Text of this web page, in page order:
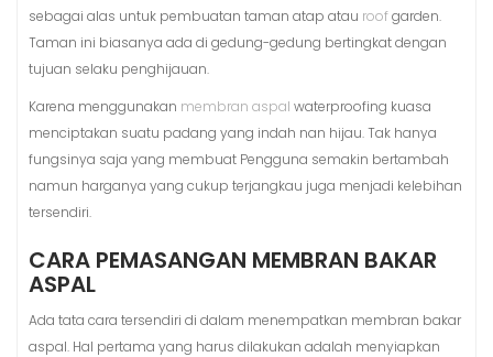
sebagai alas untuk pembuatan taman atap atau roofgarden.
Taman ini biasanya ada di gedung-gedung bertingkat dengan
tujuan selaku penghijauan.
Karena menggunakan membran aspal waterproofing kuasa
menciptakan suatu padang yang indah nan hijau. Tak hanya
fungsinya saja yang membuat Pengguna semakin bertambah
namun harganya yang cukup terjangkau juga menjadi kelebihan
tersendiri.
CARA PEMASANGAN MEMBRAN BAKAR
ASPAL
Ada tata cara tersendiri di dalam menempatkan membran bakar
aspal. Hal pertama yang harus dilakukan adalah menyiapkan